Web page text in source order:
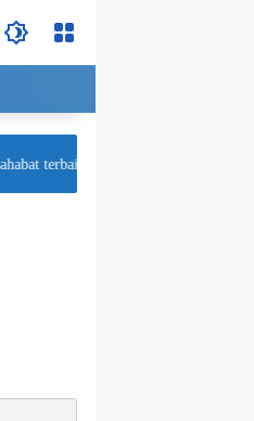
terbaik untuk kesehatan mental